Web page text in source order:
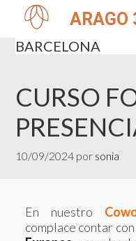
Saltar
navegación
Saltar
contenido
principal
ARAGO
CURSO
BARCELONA
CURSO
10/09/2024 por sonia
En nuestro
complace contar